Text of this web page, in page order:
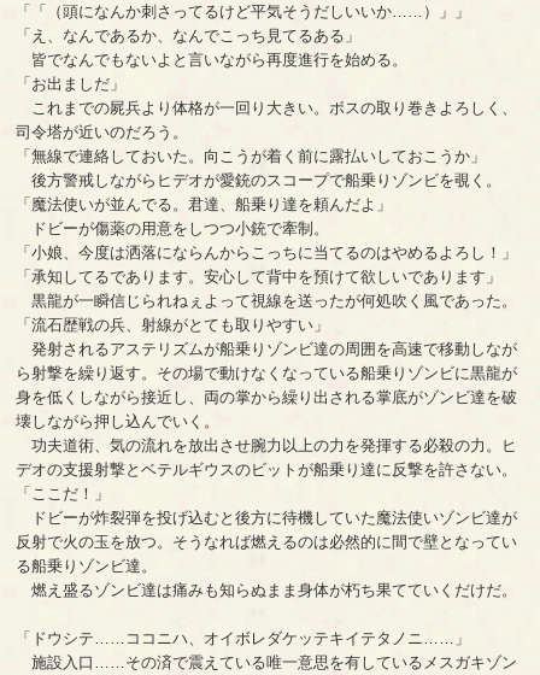
「「（頭になんか刺さってるけど平気そうだしいいか……）」」
「え、なんであるか、なんでこっち見てるある」
皆でなんでもないよと言いながら再度進行を始める。
「お出ましだ」
これまでの屍兵より体格が一回り大きい。ボスの取り巻きよろしく、
司令塔が近いのだろう。
「無線で連絡しておいた。向こうが着く前に露払いしておこうか」
後方警戒しながらヒデオが愛銃のスコープで船乗りゾンビを覗く。
「魔法使いが並んでる。君達、船乗り達を頼んだよ」
ドビーが傷薬の用意をしつつ小銃で牽制。
「小娘、今度は洒落にならんからこっちに当てるのはやめるよろし！」
「承知してるであります。安心して背中を預けて欲しいであります」
黒龍が一瞬信じられねぇよって視線を送ったが何処吹く風であった。
「流石歴戦の兵、射線がとても取りやすい」
発射されるアステリズムが船乗りゾンビ達の周囲を高速で移動しなが
ら射撃を繰り返す。その場で動けなくなっている船乗りゾンビに黒龍が
身を低くしながら接近し、両の掌から繰り出される掌底がゾンビ達を破
壊しながら押し込んでいく。
功夫道術、気の流れを放出させ腕力以上の力を発揮する必殺の力。ヒ
デオの支援射撃とベテルギウスのビットが船乗り達に反撃を許さない。
「ここだ！」
ドビーが炸裂弾を投げ込むと後方に待機していた魔法使いゾンビ達が
反射で火の玉を放つ。そうなれば燃えるのは必然的に間で壁となってい
る船乗りゾンビ達。
燃え盛るゾンビ達は痛みも知らぬまま身体が朽ち果てていくだけだ。
「ドウシテ……ココニハ、オイボレダケッテキイテタノニ……」
施設入口……その済で震えている唯一意思を有しているメスガキゾン